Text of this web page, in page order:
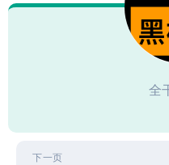
全
下一页